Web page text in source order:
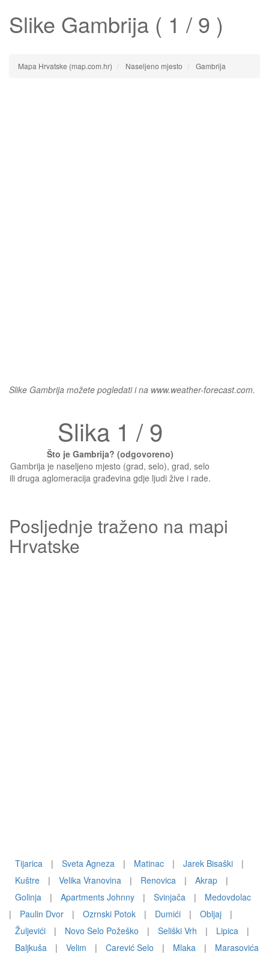
Slike Gambrija ( 1 / 9 )
Mapa Hrvatske (map.com.hr) Naseljeno mjesto Gambrija
Slike Gambrija možete pogledati i na www.weather-forecast.com.
Slika 1 / 9
Što je Gambrija? (odgovoreno)
Gambrija je naseljeno mjesto (grad, selo), grad, selo
ili druga aglomeracija građevina gdje ljudi žive i rade.
Posljednje traženo na mapi
Hrvatske
Tijarica | Sveta Agneza | Matinac | Jarek Bisaški
|
Kuštre
| Velika Vranovina | Renovica | Akrap
|
Golinja
| Apartments Johnny | Svinjača |
Medovdolac
|
Paulin Dvor | Ozrnski Potok | Dumići | Obljaj
|
Žuljevići
| Novo Selo Požeško | Seliški Vrh | Lipica
|
Baljkuša
| Velim | Carević Selo | Mlaka |
Marasovića